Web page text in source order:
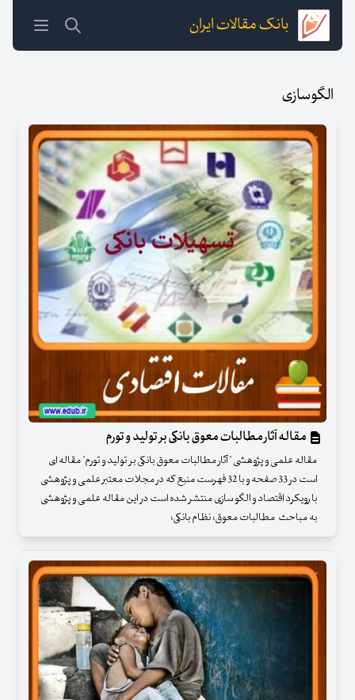
بانک مقالات ایران
الگوسازی
مقاله آثار مطالبات معوق بانکی بر تولید و تورم
مقاله علمی و پژوهشی " آثار مطالبات معوق بانکی بر تولید و تورم" مقاله ای
است در 33 صفحه و با 32 فهرست منبع که در مجلات معتبر علمی و پژوهشی
با رویکرد اقتصاد و الگو سازی منتشر شده است در این مقاله علمی و پژوهشی
به مباحث مطالبات معوق؛ نظام بانکی؛